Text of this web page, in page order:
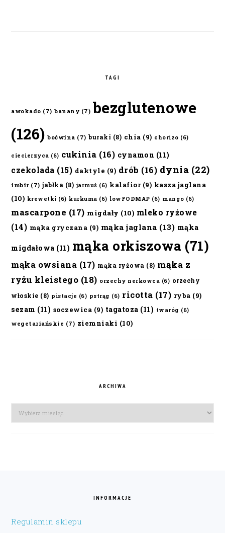
TAGI
awokado (7) banany (7) bezglutenowe
(126) boćwina (7) buraki (8) chia (9) chorizo (6)
ciecierzyca (6) cukinia (16) cynamon (11)
czekolada (15) daktyle (9) drób (16) dynia (22)
imbir (7) jabłka (8) jarmuż (6) kalafior(9) kasza jaglana
(10) krewetki (6) kurkuma (6) lowFODMAP (6) mango (6)
mascarpone (17) migdały (10) mleko ryżowe
(14) mąka gryczana (9) mąka jaglana (13) mąka
migdałowa (11) mąka orkiszowa (71)
mąka owsiana (17) mąka ryżowa (8) mąka z
ryżu kleistego (18) orzechy nerkowca (6) orzechy
włoskie (8) pistacje (6) pstrąg (6) ricotta (17) ryba (9)
sezam (11) soczewica (9) tagatoza (11) twaróg (6)
wegetariańskie (7) ziemniaki (10)
ARCHIWA
Archiwa
INFORMACJE
Regulamin sklepu